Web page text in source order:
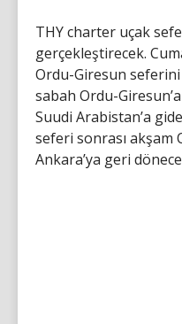
THY charter uçak
gerçekleştirecek.
Ordu-Giresun seferini
sabah Ordu-
Suudi Arabistan’a
seferi sonrası akşam
Ankara’ya geri